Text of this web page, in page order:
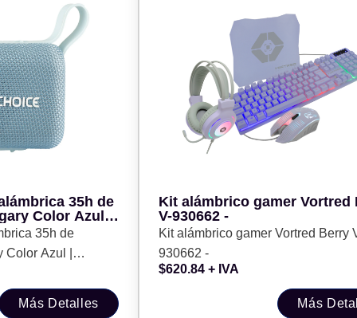
35h de
Color Azul |
-
35h de
Azul |
Más Detalles
Kit alámbrico gamer Vortred
V-930662 -
Kit alámbrico gamer Vortred Berry
930662 -
$620.84 + IVA
Más